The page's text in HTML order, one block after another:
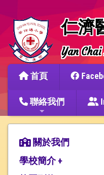
仁濟
Yan
首頁
聯絡我們
關於我們
學校簡介 +